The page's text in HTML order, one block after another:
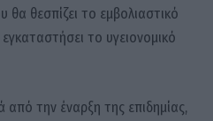
θα θεσπίζει το εμβολιαστικό
το υγειονομικό
την έναρξη της επιδημίας,